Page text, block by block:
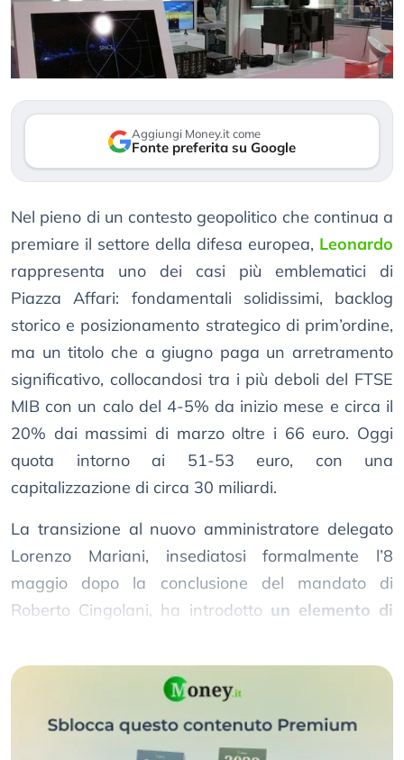
Aggiungi Money.it come
Fonte preferita su Google
Nel pieno di un contesto geopolitico che continua a
premiare il settore della difesa europea, Leonardo
rappresenta uno dei casi più emblematici di
Piazza Affari: fondamentali solidissimi, backlog
storico e posizionamento strategico di prim’ordine,
ma un titolo che a giugno paga un arretramento
significativo, collocandosi tra i più deboli del FTSE
MIB con un calo del 4-5% da inizio mese e circa il
20% dai massimi di marzo oltre i 66 euro. Oggi
quota intorno ai 51-53 euro, con una
capitalizzazione di circa 30 miliardi.
La transizione al nuovo amministratore delegato
Lorenzo Mariani, insediatosi formalmente l’8
maggio dopo la conclusione del mandato di
Roberto Cingolani, ha introdotto un elemento di